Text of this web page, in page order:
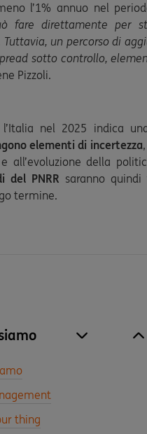
l’1% annuo nel
fare direttamente per
un percorso di
sotto controllo,
Pizzoli.
nel 2025 indica
elementi di incertezza
all’evoluzione della
del PNRR saranno
termine.
thing